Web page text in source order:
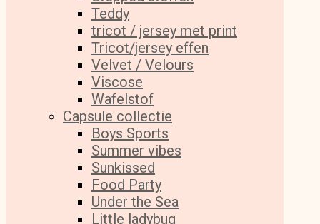
Teddy
tricot / jersey met print
Tricot/jersey effen
Velvet / Velours
Viscose
Wafelstof
Capsule collectie
Boys Sports
Summer vibes
Sunkissed
Food Party
Under the Sea
Little ladybug